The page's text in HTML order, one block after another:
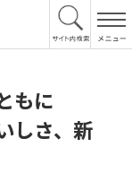
もに
しさ、新